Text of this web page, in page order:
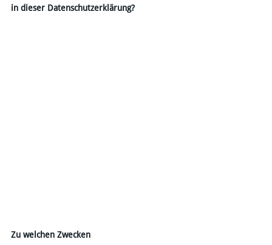
​in dieser Datenschutzerklärung?
Zu welchen Zwecken